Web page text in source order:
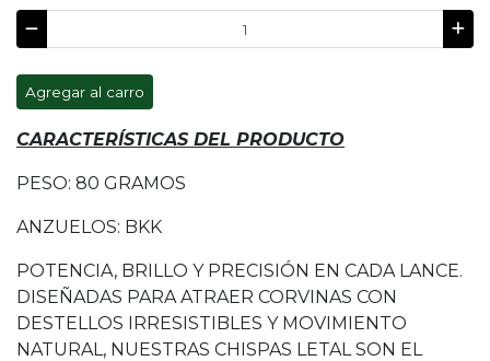
Agregar al carro
CARACTERÍSTICAS DEL PRODUCTO
PESO: 80 GRAMOS
ANZUELOS: BKK
POTENCIA, BRILLO Y PRECISIÓN EN CADA LANCE.
DISEÑADAS PARA ATRAER CORVINAS CON
DESTELLOS IRRESISTIBLES Y MOVIMIENTO
NATURAL, NUESTRAS CHISPAS LETAL SON EL